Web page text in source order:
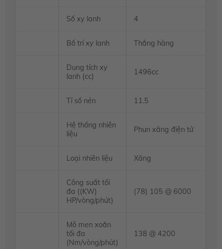
Số xy lanh 4
Bố trí xy lanh Thẳng hàng
Dung tích xy
lanh (cc)
1496cc
Tỉ số nén 11.5
Hệ thống nhiên
liệu
Phun xăng điện tử
Loại nhiên liệu Xăng
Công suất tối
đa ((KW)
HP/vòng/phút)
(78) 105 @ 6000
Mô men xoắn
tối đa
(Nm/vòng/phút)
138 @ 4200